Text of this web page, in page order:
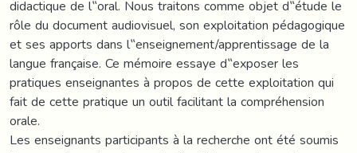
didactique de l‟oral. Nous traitons comme objet d‟étude le
rôle du document audiovisuel, son exploitation pédagogique
et ses apports dans l‟enseignement/apprentissage de la
langue française. Ce mémoire essaye d‟exposer les
pratiques enseignantes à propos de cette exploitation qui
fait de cette pratique un outil facilitant la compréhension
orale.
Les enseignants participants à la recherche ont été soumis